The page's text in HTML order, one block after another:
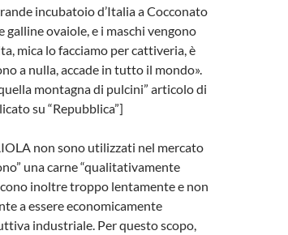
incubatoio d’Italia a Cocconato
galline ovaiole, e i maschi vengono
mica lo facciamo per cattiveria, è
a nulla, accade in tutto il mondo».
montagna di pulcini” articolo di
su “Repubblica”]
non sono utilizzati nel mercato
una carne “qualitativamente
inoltre troppo lentamente e non
a essere economicamente
industriale. Per questo scopo,